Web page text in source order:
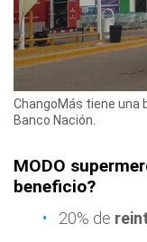
ChangoMás tiene una
Banco Nación.
MODO
beneficio?
20% de